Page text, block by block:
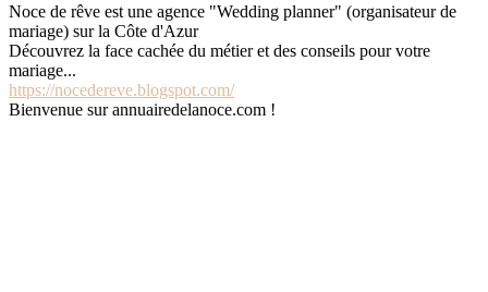
Noce de rêve est une agence "Wedding planner" (organisateur de
mariage) sur la Côte d'Azur
Découvrez la face cachée du métier et des conseils pour votre
mariage...
https://nocedereve.blogspot.com/
Bienvenue sur annuairedelanoce.com !